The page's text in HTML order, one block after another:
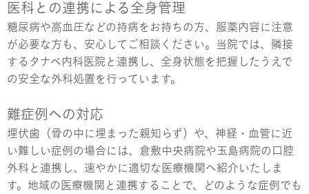
医科との連携による全身管理
糖尿病や高血圧などの持病をお持ちの方、服薬内容に注意
が必要な方も、安心してご相談ください。当院では、隣接
するタナベ内科医院と連携し、全身状態を把握したうえで
の安全な外科処置を行っています。
難症例への対応
埋伏歯（骨の中に埋まった親知らず）や、神経・血管に近
い難しい症例の場合には、倉敷中央病院や玉島病院の口腔
外科と連携し、速やかに適切な医療機関へ紹介いたしま
す。地域の医療機関と連携することで、どのような症例でも